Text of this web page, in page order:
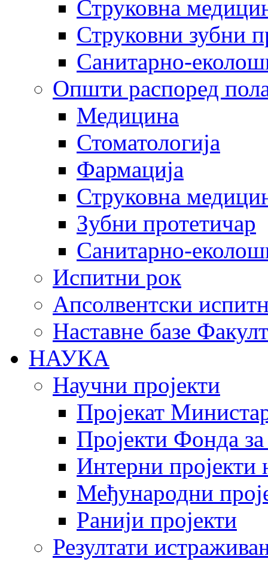
Струковна
Струковни зубни
Санитарно-
Општи распоред
Медицина
Стоматологија
Фармација
Струковна
Зубни протетичар
Санитарно-
Испитни рок
Апсолвентски
Наставне базе
НАУКА
Научни пројекти
Пројекат
Пројекти Фонда
Интерни пројекти
Међународни
Ранији пројекти
Резултати